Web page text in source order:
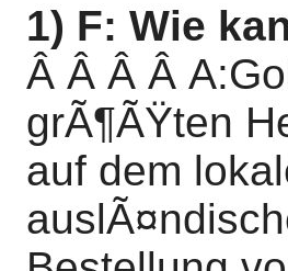
1) F: Wie
Â Â Â Â
grÃ¶ÃŸten
auf dem